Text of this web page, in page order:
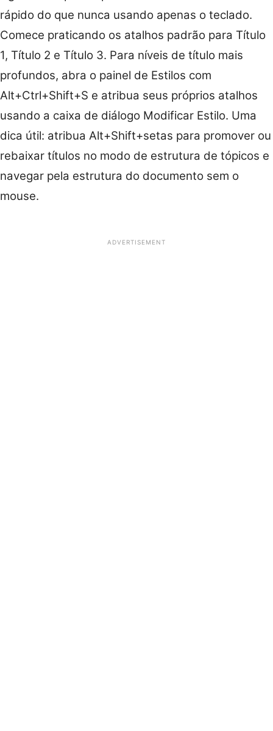
rápido do que nunca usando apenas o teclado.
Comece praticando os atalhos padrão para Título
1, Título 2 e Título 3. Para níveis de título mais
profundos, abra o painel de Estilos com
Alt+Ctrl+Shift+S e atribua seus próprios atalhos
usando a caixa de diálogo Modificar Estilo. Uma
dica útil: atribua Alt+Shift+setas para promover ou
rebaixar títulos no modo de estrutura de tópicos e
navegar pela estrutura do documento sem o
mouse.
ADVERTISEMENT